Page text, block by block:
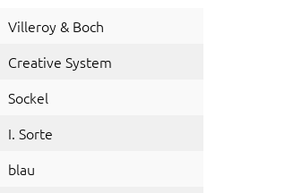
Villeroy & Boch
Creative System
Sockel
I. Sorte
blau